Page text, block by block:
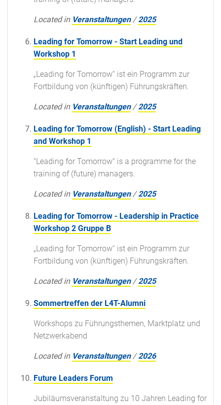
Located in Veranstaltungen /2025
Leading for Tomorrow - Start Leading und
Workshop 1
„Leading for Tomorrow“ ist ein Programm zur
Fortbildung von (künftigen) Führungskräften.
Located in Veranstaltungen /2025
Leading for Tomorrow (English) - Start Leading
and Workshop 1
"Leading for Tomorrow" is a programme for the
training of (future) managers.
Located in Veranstaltungen /2025
Leading for Tomorrow - Leadership in Practice
Workshop 2 Gruppe B
„Leading for Tomorrow“ ist ein Programm zur
Fortbildung von (künftigen) Führungskräften.
Located in Veranstaltungen /2025
Sommertreffen der L4T-Alumni
Workshops zu Führungsthemen, Marktplatz und
Netzwerkabend
Located in Veranstaltungen /2026
Future Leaders Forum
Jubiläumsveranstaltung zu 10 Jahren Leading for